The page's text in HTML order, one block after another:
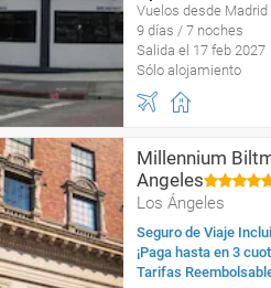
Vuelos desde Madrid
9 días / 7 noches
Salida el 17 feb 2027
Sólo alojamiento
Millennium
Angeles
Los Ángeles
Seguro de Viaje
¡Paga hasta en 3
Tarifas